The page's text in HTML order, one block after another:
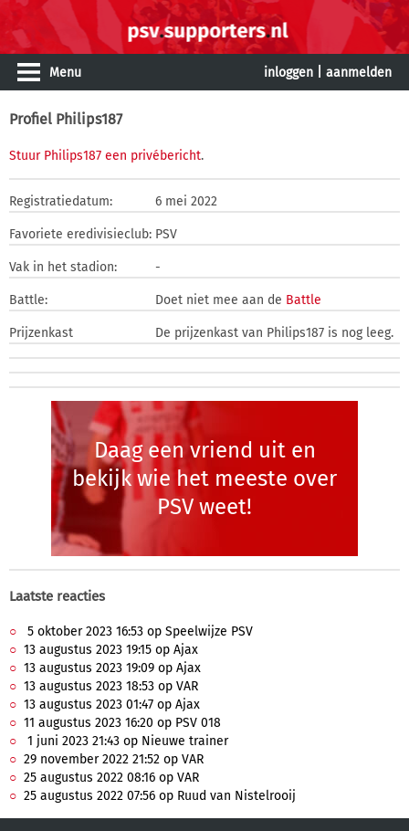
Menu inloggen aanmelden
Profiel Philips187
Stuur Philips187 een privébericht.
Registratiedatum: 6 mei 2022
Favoriete eredivisieclub: PSV
Vak in het stadion: -
Battle: Doet niet mee aan de Battle
Prijzenkast De prijzenkast van Philips187 is nog leeg.
Daag een vriend uit en
bekijk wie het meeste over
PSV weet!
Laatste reacties
5 oktober 2023 16:53 op Speelwijze PSV
13 augustus 2023 19:15 op Ajax
13 augustus 2023 19:09 op Ajax
13 augustus 2023 18:53 op VAR
13 augustus 2023 01:47 op Ajax
11 augustus 2023 16:20 op PSV 018
1 juni 2023 21:43 op Nieuwe trainer
29 november 2022 21:52 op VAR
25 augustus 2022 08:16 op VAR
25 augustus 2022 07:56 op Ruud van Nistelrooij